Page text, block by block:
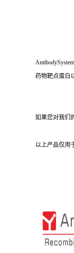
药物靶点蛋白
如果您对我们
以上产品仅用